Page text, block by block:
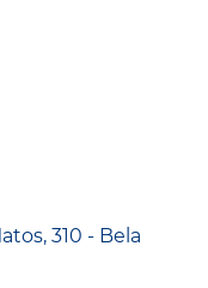
310 - Bela